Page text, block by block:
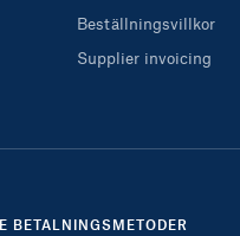
Beställningsvillkor
Supplier invoicing
BETALNINGSMETODER